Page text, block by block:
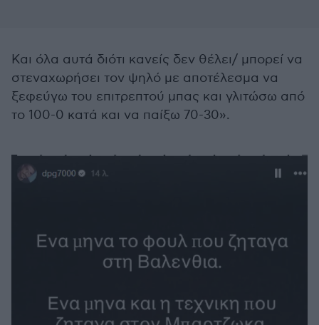
Και όλα αυτά διότι κανείς δεν θέλει/ μπορεί να
στεναχωρήσει τον ψηλό με αποτέλεσμα να
ξεφεύγω του επιτρεπτού μπας και γλιτώσω από
το 100-0 κατά και να παίξω 70-30».